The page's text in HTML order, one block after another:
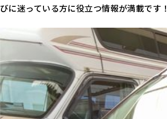
びに迷っている方に役立つ情報が満載です！